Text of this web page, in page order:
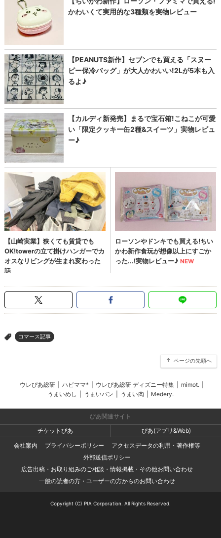
> コマース記事
ページの先頭へ
ウレぴあ総研 ハピママ* ウレぴあ総研 ディズニー特集 mimot.
うまいめし
うまいパン うまい肉 Medery.
ぴあ関連サイト
チケットぴあ
ぴあ(アプリ&Web)
会社案内
プライバシーポリシー
アクセスデータの利用・著作権等
外部送信ポリシー
広告出稿・お取り組みのご相談・情報掲載・その他お問い合わせ
一般の読者の方・ユーザーの方からのお問い合わせ
Copyright (C) PIA Corporation. All Rights Reserved.